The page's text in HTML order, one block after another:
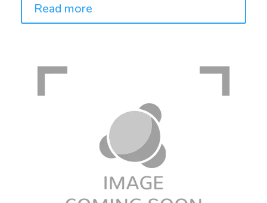
Read more